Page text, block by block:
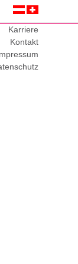
Karriere
Kontakt